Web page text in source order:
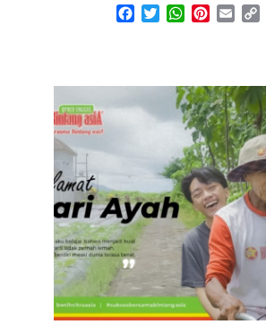
Facebook
TwitterWhatsApp
Pinterest
Email